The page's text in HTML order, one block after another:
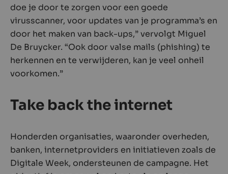
doe je door te zorgen voor een goede
virusscanner, voor updates van je programma’s en
door het maken van back-ups,” vervolgt Miguel
De Bruycker. “Ook door valse mails (phishing) te
herkennen en te verwijderen, kan je veel onheil
voorkomen.”
Take back the internet
Honderden organisaties, waaronder overheden,
banken, internetproviders en initiatieven zoals de
Digitale Week, ondersteunen de campagne. Het